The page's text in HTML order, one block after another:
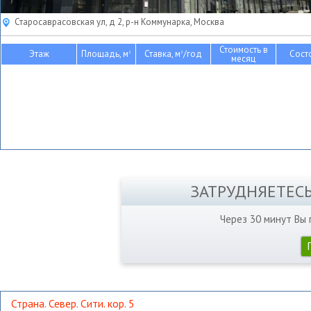
Старосаврасовская ул, д 2, р-н Коммунарка, Москва
Этаж Площадь, м2 Ставка, м2/год Стоимость в
месяц
Через 30 минут Вы
Страна. Север. Сити. кор. 5